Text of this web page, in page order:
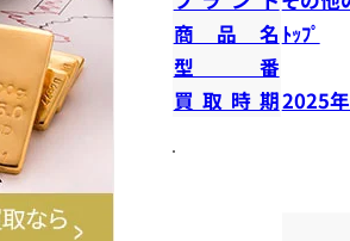
商品名 ﾄｯﾌﾟ
型番
買取時期2025